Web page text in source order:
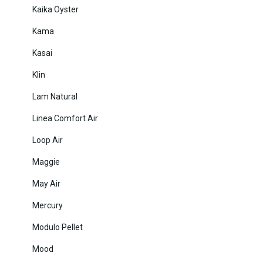
Kaika Oyster
Kama
Kasai
Klin
Lam Natural
Linea Comfort Air
Loop Air
Maggie
May Air
Mercury
Modulo Pellet
Mood